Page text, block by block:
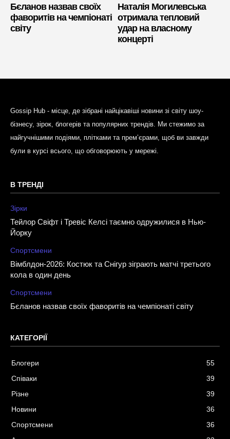
Бєланов назвав своїх
фаворитів на чемпіонаті
світу
Наталія Могилевська
отримала тепловий
удар на власному
концерті
Gossip Hub - місце, де зібрані найцікавіші новини зі світу шоу-
бізнесу, зірок, блогерів та популярних трендів. Ми стежимо за
найгучнішими подіями, плітками та прем’єрами, щоб ви завжди
були в курсі всього, що обговорюють у мережі.
В ТРЕНДІ
Зірки
Тейлор Свіфт і Тревіс Келсі таємно одружилися в Нью-
Йорку
Спортсмени
Вімблдон-2026: Костюк та Снігур зіграють матчі третього
кола в один день
Спортсмени
Бєланов назвав своїх фаворитів на чемпіонаті світу
КАТЕГОРІЇ
Блогери
55
Співаки
39
Різне
39
Новини
36
Спортсмени
36